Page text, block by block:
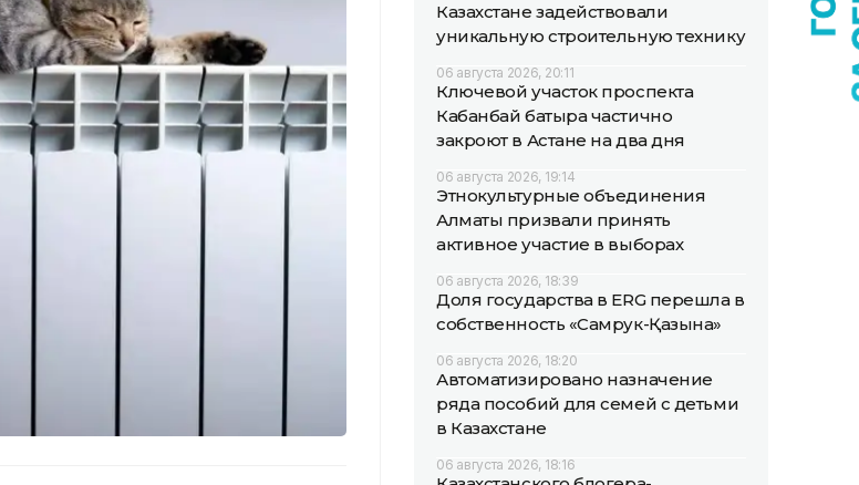
Казахстане задействовали
уникальную строительную технику
06 августа 2026, 20:11
Ключевой участок проспекта
Кабанбай батыра частично
закроют в Астане на два дня
06 августа 2026, 19:14
Этнокультурные объединения
Алматы призвали принять
активное участие в выборах
06 августа 2026, 18:39
Доля государства в ERG перешла в
собственность «Самрук-Қазына»
06 августа 2026, 18:20
Автоматизировано назначение
ряда пособий для семей с детьми
в Казахстане
06 августа 2026, 18:16